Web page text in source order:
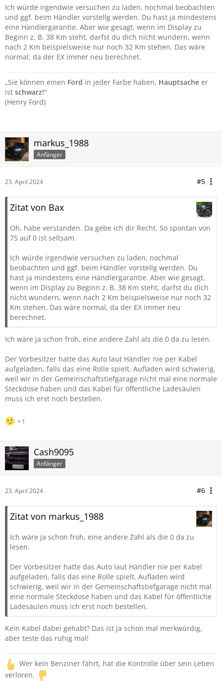
Ich würde irgendwie versuchen zu laden, nochmal beobachten
und ggf. beim Händler vorstellg werden. Du hast ja mindestens
eine Händlergarantie. Aber wie gesagt, wenn im Display zu
Beginn z. B. 38 Km steht, darfst du dich nicht wundern, wenn
nach 2 Km beispielsweise nur noch 32 Km stehen. Das wäre
normal, da der EX immer neu berechnet.
„Sie können einen Ford in jeder Farbe haben, Hauptsache er
ist schwarz!"
(Henry Ford)
markus_1988
Anfänger
23. April 2024 #5
Zitat von Bax
Oh, habe verstanden. Da gebe ich dir Recht. So spontan von
75 auf 0 ist seltsam.
Ich würde irgendwie versuchen zu laden, nochmal
beobachten und ggf. beim Händler vorstellg werden. Du
hast ja mindestens eine Händlergarantie. Aber wie gesagt,
wenn im Display zu Beginn z. B. 38 Km steht, darfst du dich
nicht wundern, wenn nach 2 Km beispielsweise nur noch 32
Km stehen. Das wäre normal, da der EX immer neu
berechnet.
Ich wäre ja schon froh, eine andere Zahl als die 0 da zu lesen.
Der Vorbesitzer hatte das Auto laut Händler nie per Kabel
aufgeladen, falls das eine Rolle spielt. Aufladen wird schwierig,
weil wir in der Gemeinschaftstiefgarage nicht mal eine normale
Steckdose haben und das Kabel für öffentliche Ladesäulen
muss ich erst noch bestellen.
1
Cash9095
Anfänger
23. April 2024 #6
Zitat von markus_1988
Ich wäre ja schon froh, eine andere Zahl als die 0 da zu
lesen.
Der Vorbesitzer hatte das Auto laut Händler nie per Kabel
aufgeladen, falls das eine Rolle spielt. Aufladen wird
schwierig, weil wir in der Gemeinschaftstiefgarage nicht mal
eine normale Steckdose haben und das Kabel für öffentliche
Ladesäulen muss ich erst noch bestellen.
Kein Kabel dabei gehabt? Das ist ja schon mal merkwürdig,
aber teste das ruhig mal!
Wer kein Benziner fährt, hat die Kontrolle über sein Leben
verloren.